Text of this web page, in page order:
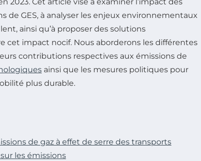
de GES, à analyser les enjeux environnementaux
ainsi qu’à proposer des solutions
cet impact nocif. Nous aborderons les différentes
contributions respectives aux émissions de
ainsi que les mesures politiques pour
plus durable.
de gaz à effet de serre des transports
les émissions